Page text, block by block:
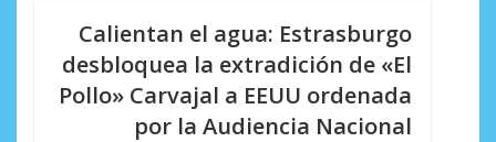
Calientan el agua: Estrasburgo
desbloquea la extradición de «El
Pollo» Carvajal a EEUU ordenada
por la Audiencia Nacional